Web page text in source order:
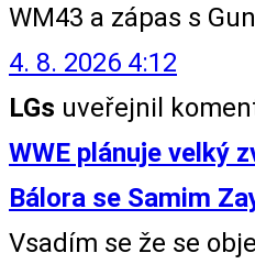
WM43 a zápas s
4. 8. 2026 4:12
LGs uveřejnil
WWE plánuje velký
Bálora se Samim
Vsadím se že se